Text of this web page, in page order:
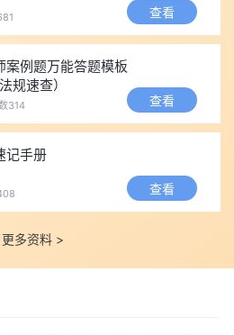
人力资源管理师(三级/四级为主)技能
整理一份：
报名时间
伙伴，还可以每日打卡人力资源管理
接
可以自由选择级别哦！
库】 【四级人力资源管理试题库】
力资源管理师考试，环球网校提供了
费的，点击即可【
查看
案例题万能答题模板
规速查）‌
314 查看
记手册
查看
更多资料 >